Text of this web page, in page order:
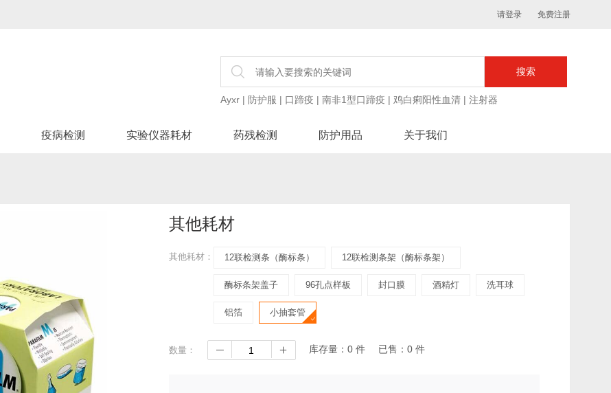
请登录 免费注册
Ayxr | 防护服 | 口蹄疫 | 南非1型口蹄疫 | 鸡白痢阳性血清 | 注射器
疫病检测 实验仪器耗材 药残检测 防护用品 关于我们
其他耗材
其他耗材： 12联检测条（酶标条） 12联检测条架（酶标条架）
酶标条架盖子 96孔点样板 封口膜 酒精灯 洗耳球
铝箔 小抽套管
数量： 库存量： 0 件 已售： 0 件